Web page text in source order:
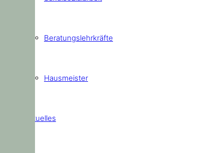
Beratungslehrkräfte
Hausmeister
Aktuelles